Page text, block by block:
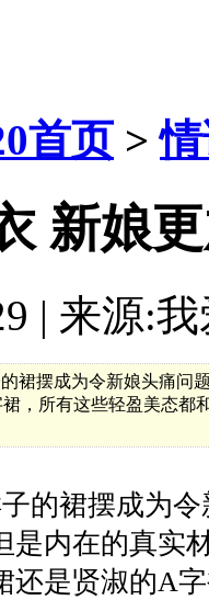
首页 >
新娘
| 来源:
裙摆成为令新娘头痛问
，所有这些轻盈美态都
的裙摆成为
是内在的真实
还是贤淑的A